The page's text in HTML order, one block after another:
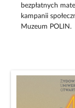
bezpłatnych
kampanii
Muzeum POLIN.